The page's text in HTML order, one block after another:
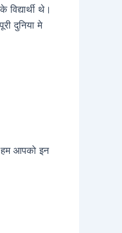
थे।
दुनिया मे
आपको इन